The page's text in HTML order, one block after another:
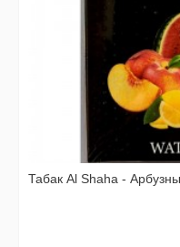
Табак Al Shaha -